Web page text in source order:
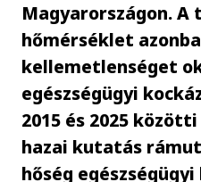
Magyarországon. A
hőmérséklet
kellemetlenséget
egészségügyi
2015 és 2025
hazai kutatás
hőség